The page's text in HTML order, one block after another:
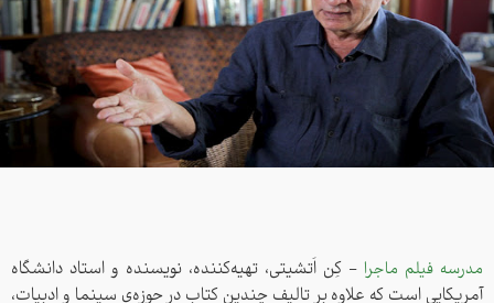
مدرسه فیلم ماجرا - کِن اَتشیتی، تهیه‌کننده، نویسنده و استاد دانشگاه
آمریکایی است که علاوه بر تالیف چندین کتاب در حوزه‌ی سینما و ادبیات،